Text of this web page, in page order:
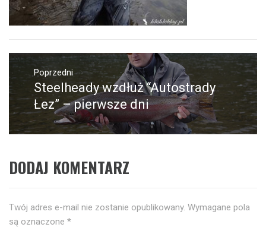
Nawigacja
wpisuPoprzedni
Poprzedni
wpis:
Steelheady wzdłuż “Autostrady
Łez” – pierwsze dni
DODAJ KOMENTARZ
Twój adres e-mail nie zostanie opublikowany. Wymagane pola
są oznaczone *